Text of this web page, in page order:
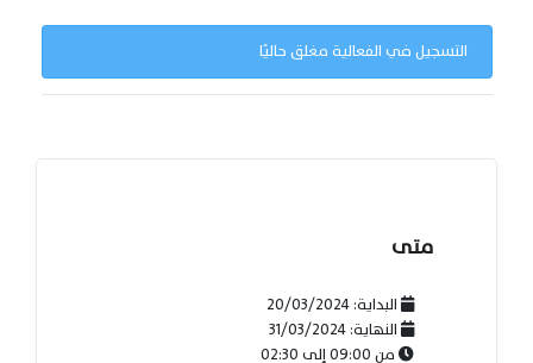
التسجيل في الفعالية مغلق حاليًا
متى
البداية:20/03/2024
النهاية:31/03/2024
من09:00إلى02:30